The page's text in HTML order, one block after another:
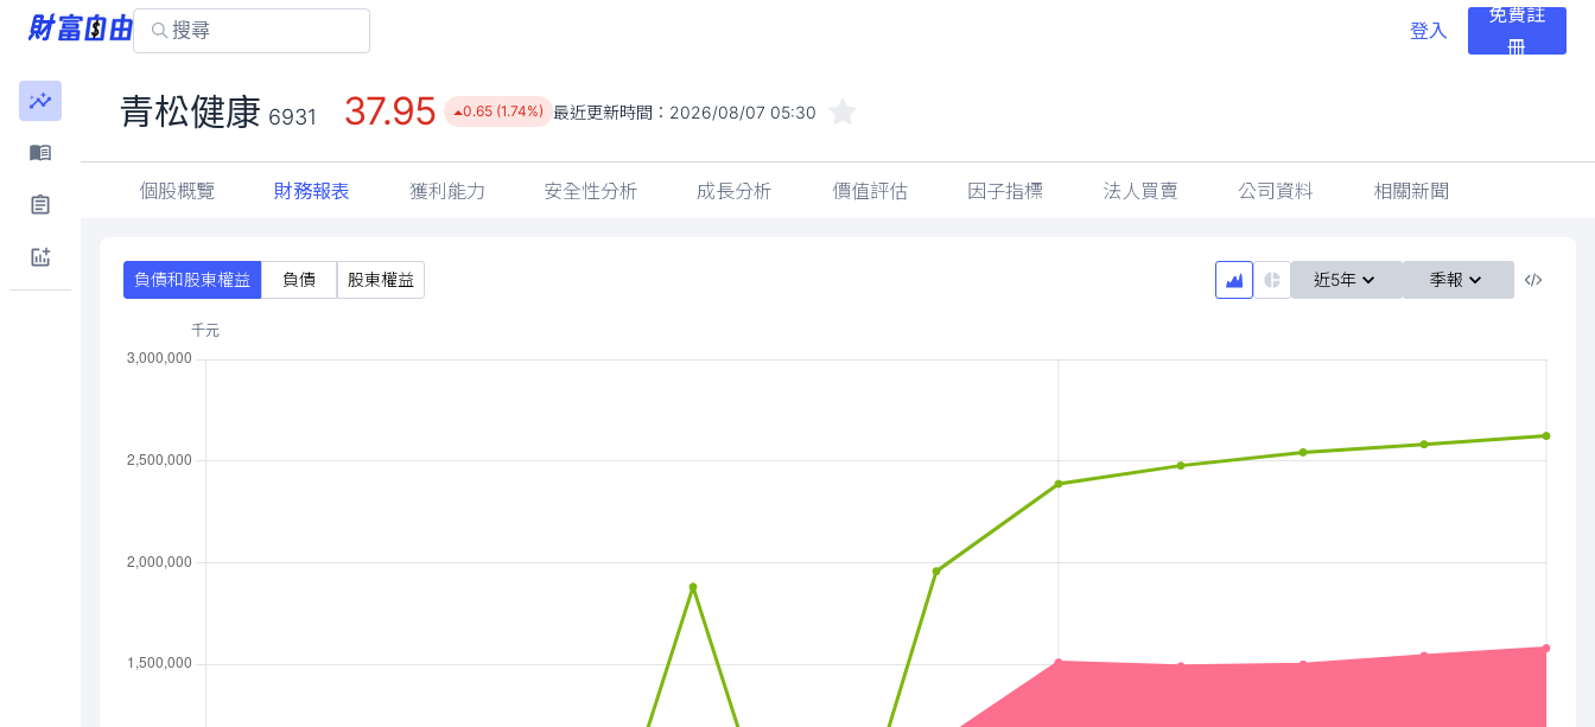
登入
免費註
冊
青松健康 6931 37.95 0.65 (1.74%) 最近更新時間： 2026/08/07 05:30
個股概覽 財務報表 獲利能力 安全性分析 成長分析 價值評估 因子指標 法人買賣 公司資料 相關新聞
負債和股東權益 負債 股東權益 近5年 季報